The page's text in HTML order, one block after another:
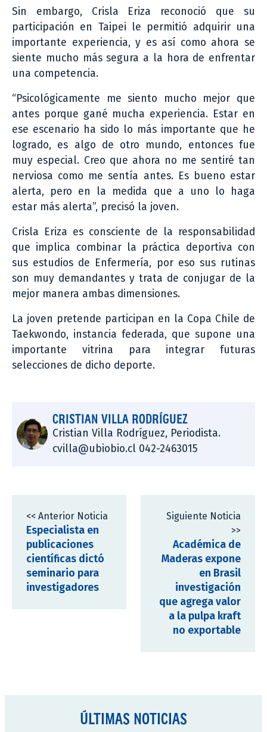
Sin embargo, Crisla Eriza reconoció que su
participación en Taipei le permitió adquirir una
importante experiencia, y es así como ahora se
siente mucho más segura a la hora de enfrentar
una competencia.
“Psicológicamente me siento mucho mejor que
antes porque gané mucha experiencia. Estar en
ese escenario ha sido lo más importante que he
logrado, es algo de otro mundo, entonces fue
muy especial. Creo que ahora no me sentiré tan
nerviosa como me sentía antes. Es bueno estar
alerta, pero en la medida que a uno lo haga
estar más alerta”, precisó la joven.
Crisla Eriza es consciente de la responsabilidad
que implica combinar la práctica deportiva con
sus estudios de Enfermería, por eso sus rutinas
son muy demandantes y trata de conjugar de la
mejor manera ambas dimensiones.
La joven pretende participan en la Copa Chile de
Taekwondo, instancia federada, que supone una
importante vitrina para integrar futuras
selecciones de dicho deporte.
CRISTIAN VILLA RODRÍGUEZ
Cristian Villa Rodríguez, Periodista.
cvilla@ubiobio.cl 042-2463015
<< Anterior Noticia
Especialista en
publicaciones
científicas dictó
seminario para
investigadores
Siguiente Noticia
>>
Académica de
Maderas expone
en Brasil
investigación
que agrega valor
a la pulpa kraft
no exportable
ÚLTIMAS NOTICIAS